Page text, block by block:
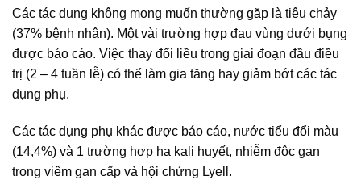
Các tác dụng không mong muốn thường gặp là tiêu chảy
(37% bệnh nhân). Một vài trường hợp đau vùng dưới bụng
được báo cáo. Việc thay đổi liều trong giai đoạn đầu điều
trị (2 – 4 tuần lễ) có thể làm gia tăng hay giảm bớt các tác
dụng phụ.
Các tác dụng phụ khác được báo cáo, nước tiểu đổi màu
(14,4%) và 1 trường hợp hạ kali huyết, nhiễm độc gan
trong viêm gan cấp và hội chứng Lyell.